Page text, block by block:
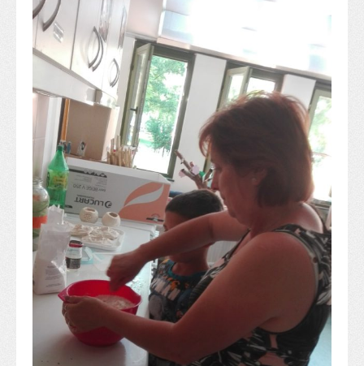
Középfokú eredmények
Alapítvány
Pedagógiai szakmai ellenőrzés
Gyermek- és ifjúságvédelem
Étlap
Projektjeink
Digitális témahét 2016
EFOP-3.1.6
Közlekedés biztonsági pályázat
TÁMOP 2.2.7.A-13/1
TÁMOP-3.1.4-12/2
Projektbeszámolók
Egészségnap
Informatika Szakkör
Konfliktuskezelés
Mindennapos testnevelés
Dohányzás-megelőzés